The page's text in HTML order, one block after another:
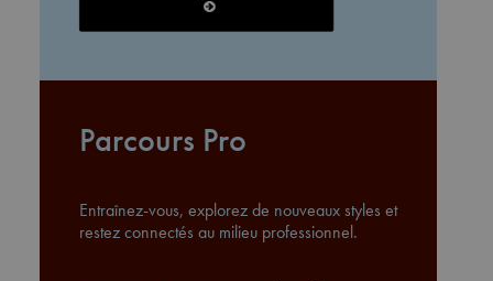
Parcours Pro
Entraînez-vous, explorez de nouveaux styles et
restez connectés au milieu professionnel.